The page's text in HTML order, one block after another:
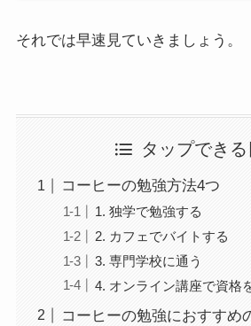
それでは早速見ていきましょう。
タップできる
コーヒーの勉強方法4つ
1. 独学で勉強する
2. カフェでバイトする
3. 専門学校に通う
4. オンライン講座で資格
コーヒーの勉強におすすめ